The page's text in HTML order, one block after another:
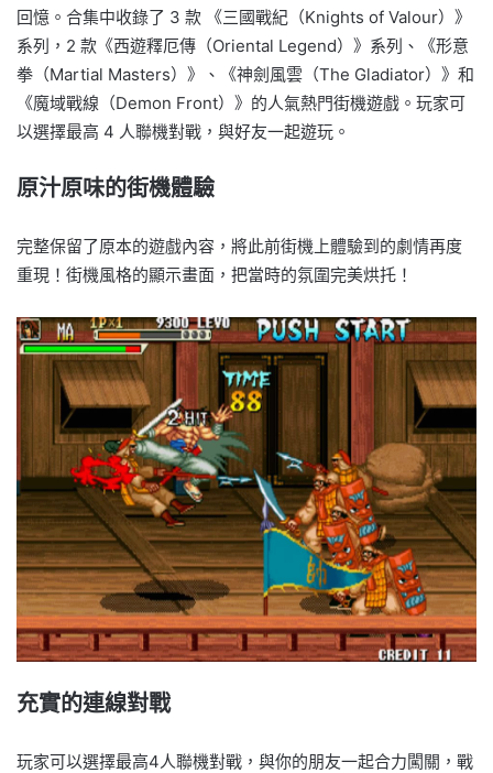
回憶。合集中收錄了 3 款 《三國戰紀（Knights of Valour）》
系列，2 款《西遊釋厄傳（Oriental Legend）》系列、《形意
拳（Martial Masters）》、《神劍風雲（The Gladiator）》和
《魔域戰線（Demon Front）》的人氣熱門街機遊戲。玩家可
以選擇最高 4 人聯機對戰，與好友一起遊玩。
原汁原味的街機體驗
完整保留了原本的遊戲內容，將此前街機上體驗到的劇情再度
重現！街機風格的顯示畫面，把當時的氛圍完美烘托！
充實的連線對戰
玩家可以選擇最高4人聯機對戰，與你的朋友一起合力闖關，戰